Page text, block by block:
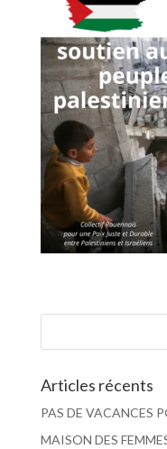
Articles récents
PAS DE VACANCES
MAISON DES